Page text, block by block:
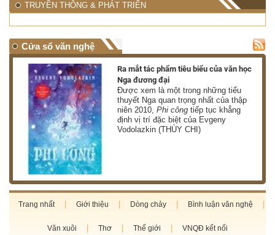
TRUYỀN THÔNG & PHÁT TRIỂN
Cửa sổ văn nghệ
Ra mắt tác phẩm tiêu biểu của văn học
Nga đương đại
Được xem là một trong những tiểu
thuyết Nga quan trọng nhất của thập
niên 2010,Phi công tiếp tục khẳng
định vị trí đặc biệt của Evgeny
Vodolazkin (THÙY CHI)
Trang nhất Giới thiệu Dòng chảy Bình luận văn nghệ
Văn xuôi Thơ Thế giới VNQĐ kết nối